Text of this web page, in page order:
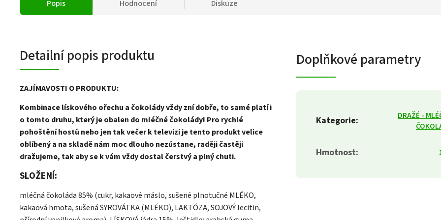
Popis Hodnocení Diskuze
Detailní popis produktu
ZAJÍMAVOSTI O PRODUKTU:
Kombinace lískového ořechu a čokolády vždy zní dobře, to samé platí i
o tomto druhu, který je obalen do mléčné čokolády! Pro rychlé
pohoštění hostů nebo jen tak večer k televizi je tento produkt velice
oblíbený a na skladě nám moc dlouho nezůstane, raději častěji
dražujeme, tak aby se k vám vždy dostal čerstvý a plný chuti.
SLOŽENÍ:
mléčná čokoláda 85% (cukr, kakaové máslo, sušené plnotučné MLÉKO,
kakaová hmota, sušená SYROVÁTKA (MLÉKO), LAKTÓZA, SOJOVÝ lecitin,
Doplňkové parametry
Kategorie:
DRAŽÉ -
Hmotnost: